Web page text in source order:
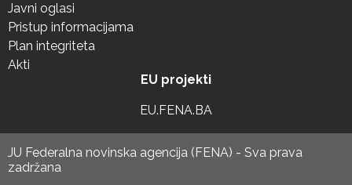
Javni oglasi
Pristup informacijama
Plan integriteta
Akti
EU projekti
EU.FENA.BA
JU Federalna novinska agencija (FENA) - Sva prava
zadržana